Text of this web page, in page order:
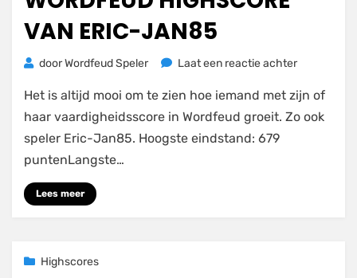
VAN ERIC-JAN85
doorWordfeud Speler Laat een reactie achterop
Highscore
van
Het is altijd mooi om te zien hoe iemand met zijn of
haar vaardigheidsscore in Wordfeud groeit. Zo ook
speler Eric-Jan85. Hoogste eindstand: 679
puntenLangste…
Lees meer
Geplaatst
16 augustus 2021
Highscores